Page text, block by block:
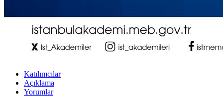
Katılımcılar
Açıklama
Yorumlar